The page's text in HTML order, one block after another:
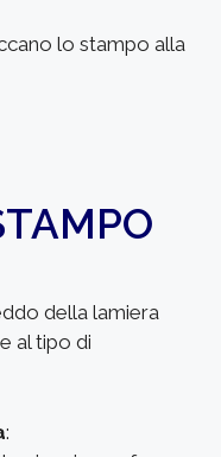
lo stampo alla
della lamiera
al tipo di
: